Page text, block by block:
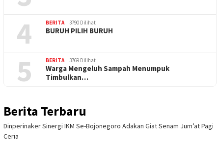
4 BERITA 3790 Dilihat
BURUH PILIH BURUH
5 BERITA 3769 Dilihat
Warga Mengeluh Sampah Menumpuk
Timbulkan…
Berita Terbaru
Dinperinaker Sinergi IKM Se-Bojonegoro Adakan Giat Senam Jum’at Pagi
Ceria